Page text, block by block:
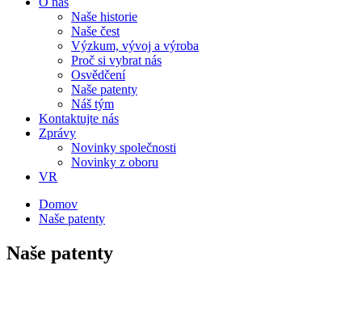
Naše historie
Naše čest
Výzkum, vývoj a výroba
Proč si vybrat nás
Osvědčení
Naše patenty
Náš tým
Kontaktujte nás
Zprávy
Novinky společnosti
Novinky z oboru
VR
Domov
Naše patenty
Naše patenty